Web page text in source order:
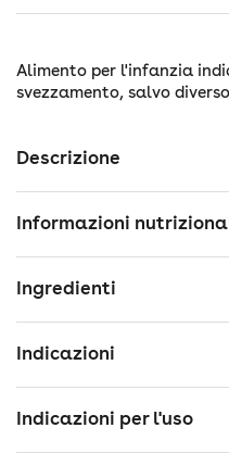
Alimento per l'infanzia
svezzamento, salvo
Descrizione
Informazioni
Ingredienti
Indicazioni
Indicazioni per l'uso